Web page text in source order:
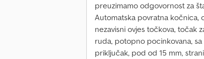
preuzimamo odgovornost za
Automatska povratna kočnica,
nezavisni ovjes točkova, točak
ruda, potopno pocinkovana,
priključak, pod od 15 mm,